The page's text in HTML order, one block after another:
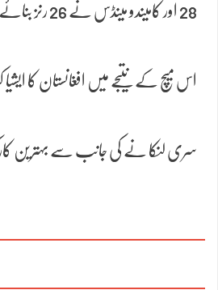
28 اور کامیندو مینڈس نے 26 رنز بنائے۔ سری لنکن بلے بازوں نے اعتماد کے ساتھ کھیلتے ہوئے میچ پر مکمل گرفت رکھی۔
اس میچ کے نتیجے میں افغانستان کا
سری لنکا نے کی جانب سے بہترین کارکردگی کامظاہرہ کرتے ہوئے اپنے تینوں